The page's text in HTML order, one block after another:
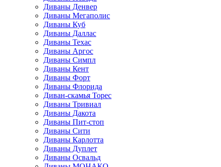
Диваны Денвер
Диваны Мегаполис
Диваны Куб
Диваны Даллас
Диваны Техас
Диваны Аргос
Диваны Симпл
Диваны Кент
Диваны Форт
Диваны Флорида
Диван-скамья Торес
Диваны Тривиал
Диваны Дакота
Диваны Пит-стоп
Диваны Сити
Диваны Карлотта
Диваны Дуплет
Диваны Освальд